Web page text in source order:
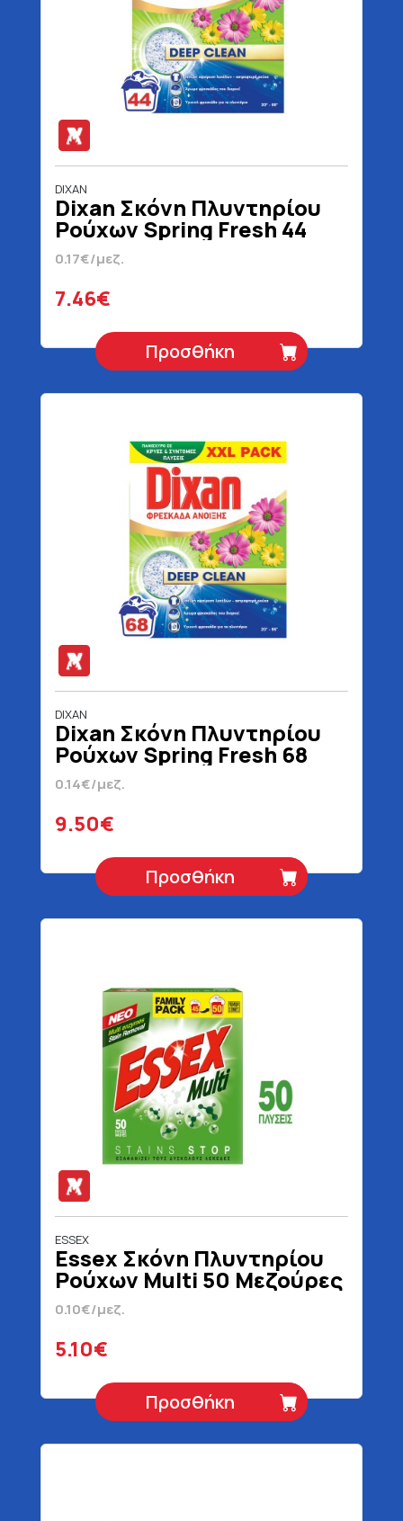
DIXAN
Dixan Σκόνη Πλυντηρίου
Ρούχων Spring Fresh 44
Μεζούρες 2200 gr
0.17€/μεζ.
7.46€
Προσθήκη
DIXAN
Dixan Σκόνη Πλυντηρίου
Ρούχων Spring Fresh 68
Μεζούρες 3400 gr
0.14€/μεζ.
9.50€
Προσθήκη
ESSEX
Essex Σκόνη Πλυντηρίου
Ρούχων Multi 50 Μεζούρες
2.4 kg
0.10€/μεζ.
5.10€
Προσθήκη